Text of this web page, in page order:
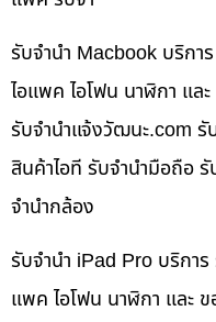
รับจำนำ Macbook บริกา
ไอแพค ไอโฟน นาฬิกา แล
รับจํานําแจ้งวัฒนะ.com รั
สินค้าไอที รับจำนำมือถือ
จำนำกล้อง
รับจำนำ iPad Pro บริกา
แพค ไอโฟน นาฬิกา และ